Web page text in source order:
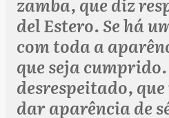
del Estero. Se há
com toda a
que seja cumprido.
desrespeitado,
dar aparência de